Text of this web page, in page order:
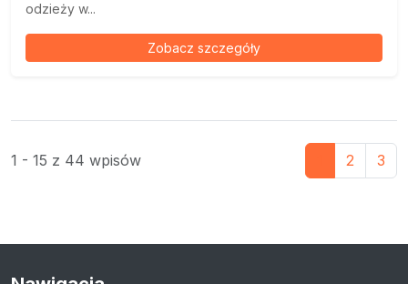
odzieży w...
Zobacz szczegóły
1 - 15 z 44 wpisów 2 3